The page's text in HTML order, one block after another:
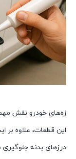
زه‌های خودرو نقش
این قطعات، علاوه بر
درزهای بدنه